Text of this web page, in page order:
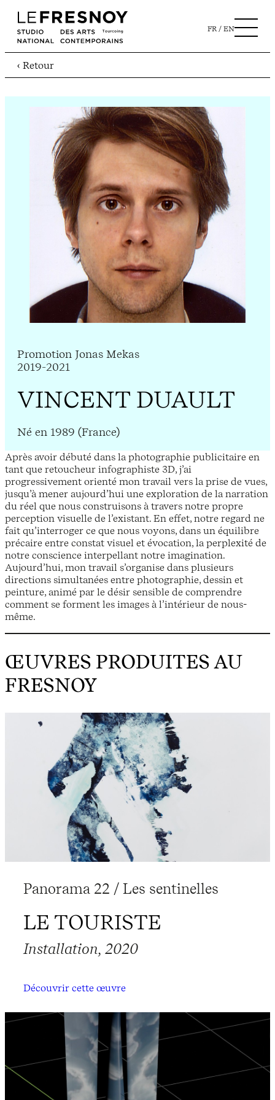
FR EN
‹ Retour
Promotion Jonas Mekas
2019-2021
VINCENT DUAULT
Né en 1989 (France)
Après avoir débuté dans la photographie publicitaire en
tant que retoucheur infographiste 3D, j’ai
progressivement orienté mon travail vers la prise de vues,
jusqu’à mener aujourd’hui une exploration de la narration
du réel que nous construisons à travers notre propre
perception visuelle de l’existant. En effet, notre regard ne
fait qu’interroger ce que nous voyons, dans un équilibre
précaire entre constat visuel et évocation, la perplexité de
notre conscience interpellant notre imagination.
Aujourd’hui, mon travail s’organise dans plusieurs
directions simultanées entre photographie, dessin et
peinture, animé par le désir sensible de comprendre
comment se forment les images à l’intérieur de nous-
même.
ŒUVRES PRODUITES AU
FRESNOY
Panorama 22 / Les sentinelles
LE TOURISTE
Installation, 2020
Découvrir cette œuvre